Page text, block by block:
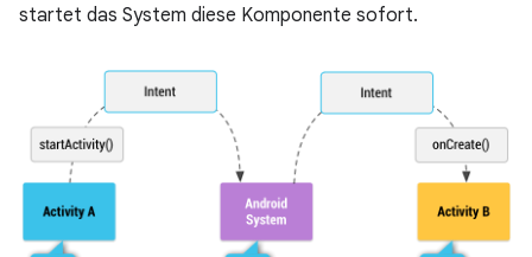
startet das System diese Komponente sofort.